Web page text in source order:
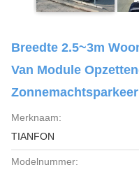
Breedte 2.5~3m
Van Module
Merknaam:
TIANFON
Modelnummer: